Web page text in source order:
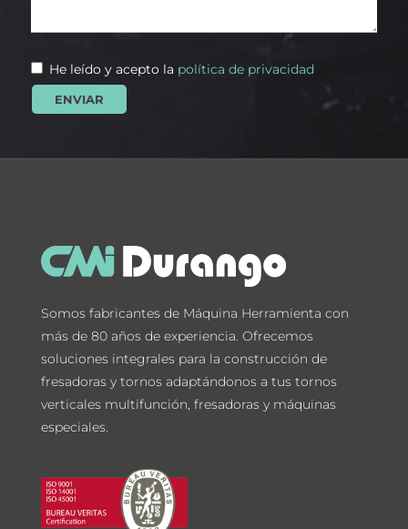
He leído y acepto la política de privacidad
Somos fabricantes de Máquina Herramienta con
más de 80 años de experiencia. Ofrecemos
soluciones integrales para la construcción de
fresadoras y tornos adaptándonos a tus tornos
verticales multifunción, fresadoras y máquinas
especiales.